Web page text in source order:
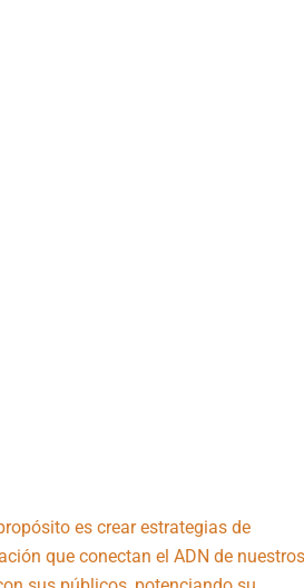
es crear estrategias de
que conectan el ADN de nuestros